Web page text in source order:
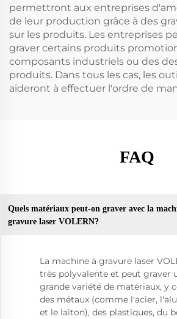
permettront aux entreprises
de leur production grâce à des
sur les produits. Les entreprises
graver certains produits
composants industriels ou des
produits. Dans tous les cas, les
aideront à effectuer l'ordre de
FAQ
Quels matériaux peut-on graver avec la
gravure laser VOLERN?
La machine à gravure laser
très polyvalente et peut graver
grande variété de matériaux, y
des métaux (comme l'acier,
et le laiton), des plastiques, du